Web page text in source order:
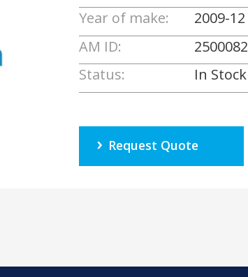
Year of make:
2009-12
AM ID:
2500082
Status:
In Stock
Request Quote